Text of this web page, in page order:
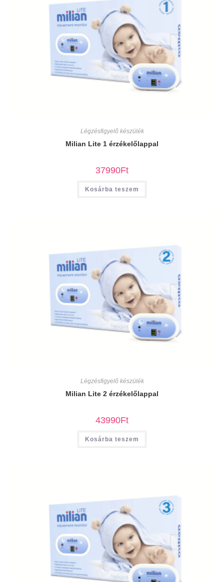
Légzésfigyelő készülék
Milian Lite 1 érzékelőlappal
37990Ft
Kosárba teszem
Légzésfigyelő készülék
Milian Lite 2 érzékelőlappal
43990Ft
Kosárba teszem